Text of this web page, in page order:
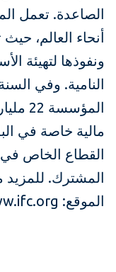
أنحاء العالم،
ونفوذها لتهيئة
مالية خاصة في
القطاع الخاص في
المشترك. للمزيد
الموقع: www.ifc.org.